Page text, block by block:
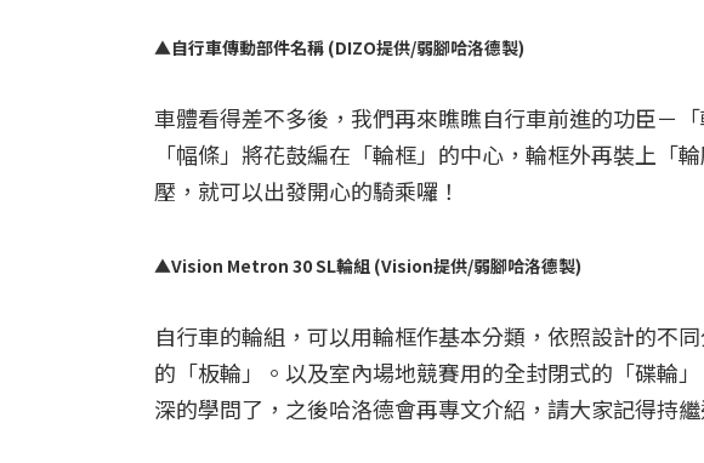
▲自行車傳動部件名稱 (DIZO提供/弱腳哈洛德製)
車體看得差不多後，我們再來瞧瞧自行車前進的功臣－
「幅條」將花鼓編在「輪框」的中心，輪框外再裝上「
壓，就可以出發開心的騎乘囉！
▲Vision Metron 30 SL輪組 (Vision提供/弱腳哈洛德製)
自行車的輪組，可以用輪框作基本分類，依照設計的不
的「板輪」。以及室內場地競賽用的全封閉式的「碟輪
深的學問了，之後哈洛德會再專文介紹，請大家記得持